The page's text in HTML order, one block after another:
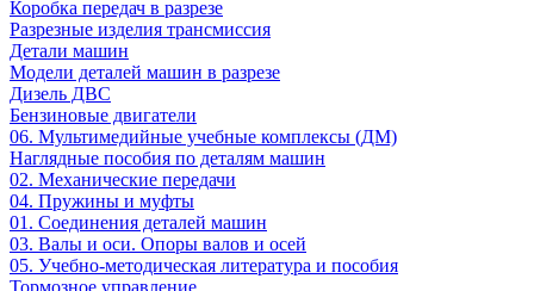
Коробка передач в разрезе
Разрезные изделия трансмиссия
Детали машин
Модели деталей машин в разрезе
Дизель ДВС
Бензиновые двигатели
06. Мультимедийные учебные комплексы (ДМ)
Наглядные пособия по деталям машин
02. Механические передачи
04. Пружины и муфты
01. Соединения деталей машин
03. Валы и оси. Опоры валов и осей
05. Учебно-методическая литература и пособия
Тормозное управление